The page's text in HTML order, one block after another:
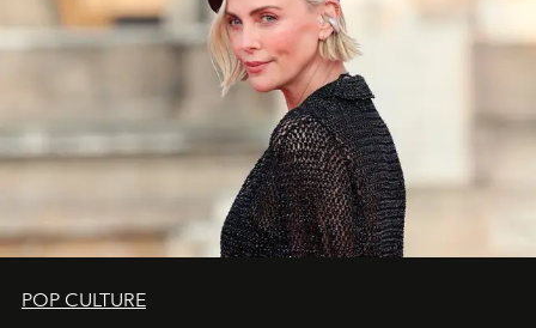
POP CULTURE